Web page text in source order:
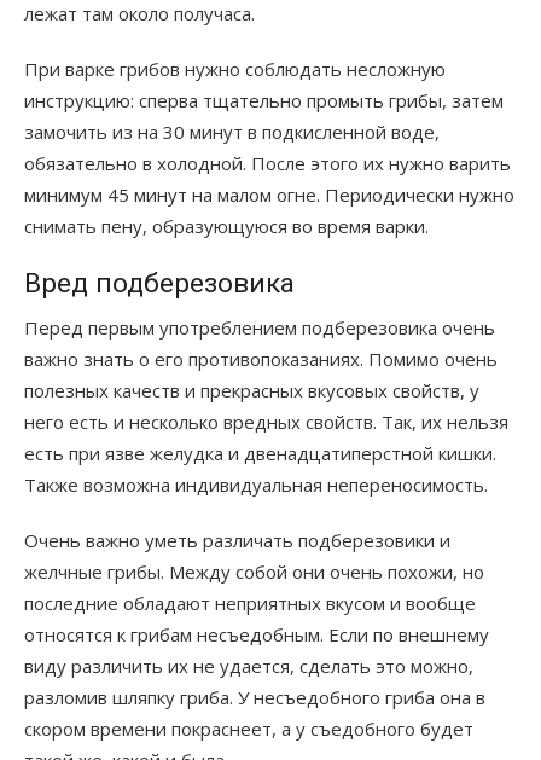
лежат там около получаса.
При варке грибов нужно соблюдать несложную
инструкцию: сперва тщательно промыть грибы, затем
замочить из на 30 минут в подкисленной воде,
обязательно в холодной. После этого их нужно варить
минимум 45 минут на малом огне. Периодически нужно
снимать пену, образующуюся во время варки.
Вред подберезовика
Перед первым употреблением подберезовика очень
важно знать о его противопоказаниях. Помимо очень
полезных качеств и прекрасных вкусовых свойств, у
него есть и несколько вредных свойств. Так, их нельзя
есть при язве желудка и двенадцатиперстной кишки.
Также возможна индивидуальная непереносимость.
Очень важно уметь различать подберезовики и
желчные грибы. Между собой они очень похожи, но
последние обладают неприятных вкусом и вообще
относятся к грибам несъедобным. Если по внешнему
виду различить их не удается, сделать это можно,
разломив шляпку гриба. У несъедобного гриба она в
скором времени покраснеет, а у съедобного будет